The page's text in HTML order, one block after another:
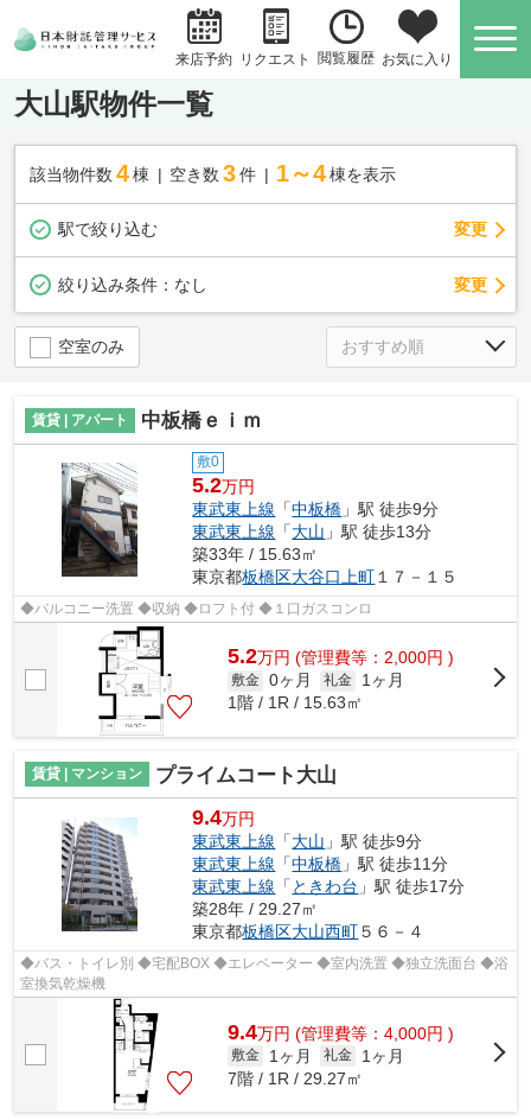
来店予約 リクエスト 閲覧履歴 お気に入り
大山駅物件一覧
該当物件数 4棟 空き数 3 件 1～4 棟を表示
駅で絞り込む 変更
絞り込み条件： なし 変更
空室のみ
賃貸 | アパート 中板橋ｅｉｍ
敷0
5.2万円
東武東上線 「中板橋 」駅 徒歩9分
東武東上線 「大山 」駅 徒歩13分
築33年 / 15.63㎡
東京都板橋区大谷口上町 １７－１５
◆バルコニー洗置 ◆収納 ◆ロフト付 ◆１口ガスコンロ
5.2万円 (管理費等：2,000円 )
敷金 0ヶ月 礼金
1ヶ月
1階 / 1R / 15.63㎡
賃貸 | マンション プライムコート大山
9.4万円
東武東上線 「大山 」駅 徒歩9分
東武東上線 「中板橋 」駅 徒歩11分
東武東上線 「 ときわ台 」駅 徒歩17分
築28年 / 29.27㎡
東京都板橋区大山西町５６－４
◆バス・トイレ別 ◆宅配BOX ◆エレベーター ◆室内洗置 ◆独立洗面台 ◆浴
室換気乾燥機
9.4万円 (管理費等：4,000円 )
敷金 1ヶ月 礼金
1ヶ月
7階 / 1R / 29.27㎡